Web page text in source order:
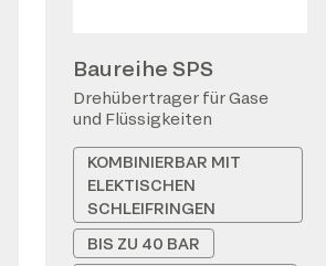
Baureihe SPS
Drehübertrager für Gase
und Flüssigkeiten
KOMBINIERBAR MIT
ELEKTISCHEN
SCHLEIFRINGEN
BIS ZU 40 BAR